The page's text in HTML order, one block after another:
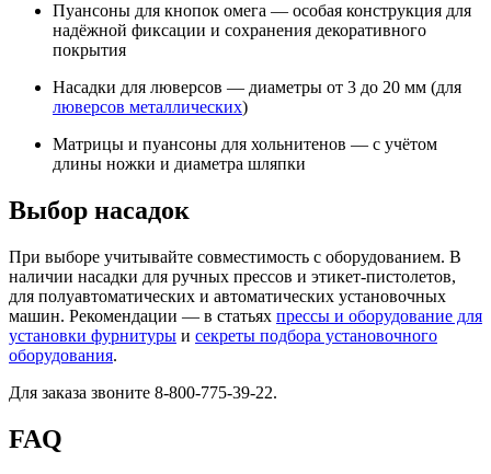
Пуансоны для кнопок омега — особая конструкция для
надёжной фиксации и сохранения декоративного
покрытия
Насадки для люверсов — диаметры от 3 до 20 мм (для
люверсов металлических)
Матрицы и пуансоны для хольнитенов — с учётом
длины ножки и диаметра шляпки
Выбор насадок
При выборе учитывайте совместимость с оборудованием. В
наличии насадки для ручных прессов и этикет-пистолетов,
для полуавтоматических и автоматических установочных
машин. Рекомендации — в статьях прессы и оборудование для
установки фурнитуры и секреты подбора установочного
оборудования.
Для заказа звоните 8-800-775-39-22.
FAQ